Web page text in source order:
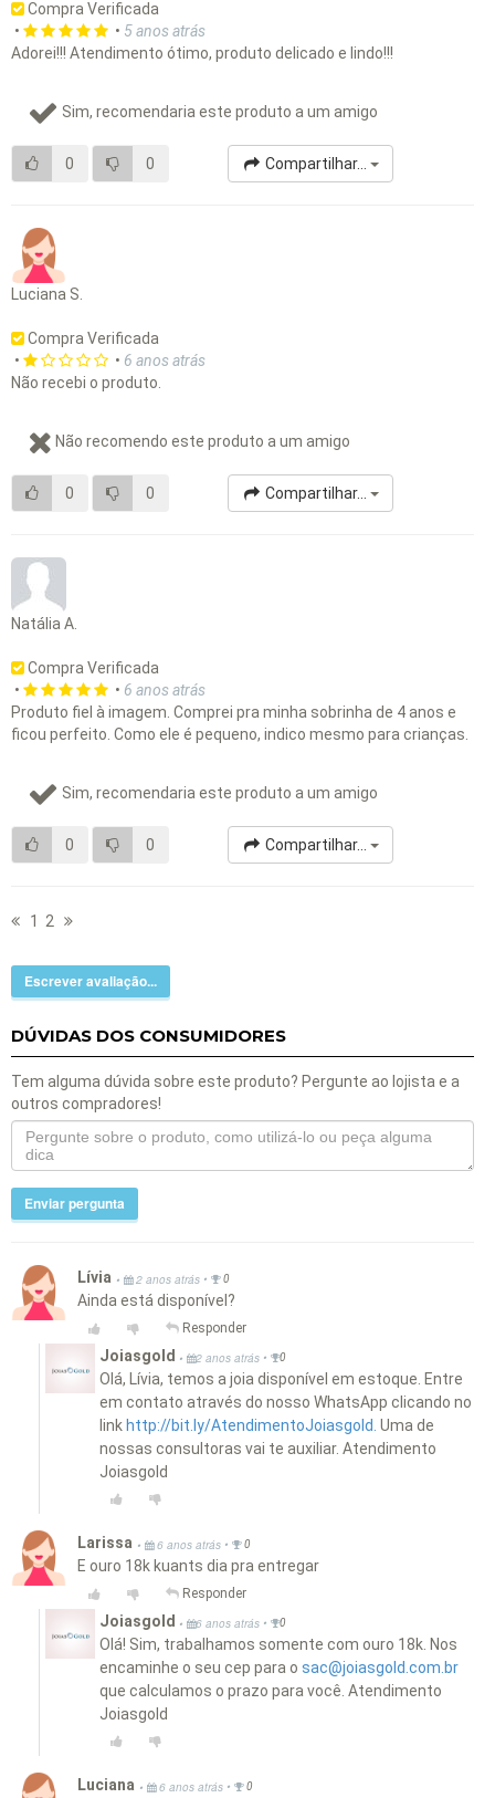
Compra Verificada
•
• 5 anos atrás
Adorei!!! Atendimento ótimo, produto delicado e lindo!!!
Sim, recomendaria este produto a um amigo
0 0 Compartilhar...
Luciana S.
Compra Verificada
•
• 6 anos atrás
Não recebi o produto.
Não recomendo este produto a um amigo
0 0 Compartilhar...
Natália A.
Compra Verificada
•
• 6 anos atrás
Produto fiel à imagem. Comprei pra minha sobrinha de 4 anos e
ficou perfeito. Como ele é pequeno, indico mesmo para crianças.
Sim, recomendaria este produto a um amigo
0 0 Compartilhar...
1 2
Escrever avaliação...
DÚVIDAS DOS CONSUMIDORES
Tem alguma dúvida sobre este produto? Pergunte ao lojista e a
outros compradores!
Enviar pergunta
Lívia • 2 anos atrás • 0
Ainda está disponível?
Responder
Joiasgold • 2 anos atrás • 0
Olá, Lívia, temos a joia disponível em estoque. Entre
em contato através do nosso WhatsApp clicando no
link http://bit.ly/AtendimentoJoiasgold. Uma de
nossas consultoras vai te auxiliar. Atendimento
Joiasgold
Larissa • 6 anos atrás • 0
E ouro 18k kuants dia pra entregar
Responder
Joiasgold • 6 anos atrás • 0
Olá! Sim, trabalhamos somente com ouro 18k. Nos
encaminhe o seu cep para o sac@joiasgold.com.br
que calculamos o prazo para você. Atendimento
Joiasgold
Luciana • 6 anos atrás • 0